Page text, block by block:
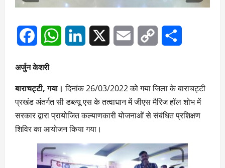
FacebookWhatsAppLinkedIn Email
Copy
अर्जुन केशरी
बाराचट्टी, गया। दिनांक 26/03/2022 को गया जिला के बाराचट्टी
प्रखंड अंतर्गत सी डब्ल्यू एस के तत्वाधान में जीएस मैरिज हॉल शोभ में
सरकार द्वारा प्रायोजित कल्याणकारी योजनाओं से संबंधित प्रशिक्षण
शिविर का आयोजन किया गया।